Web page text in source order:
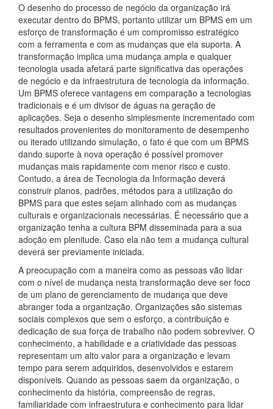
O desenho do processo de negócio da organização irá
executar dentro do BPMS, portanto utilizar um BPMS em um
esforço de transformação é um compromisso estratégico
com a ferramenta e com as mudanças que ela suporta. A
transformação implica uma mudança ampla e qualquer
tecnologia usada afetará parte significativa das operações
de negócio e da infraestrutura de tecnologia da informação.
Um BPMS oferece vantagens em comparação a tecnologias
tradicionais e é um divisor de águas na geração de
aplicações. Seja o desenho simplesmente incrementado com
resultados provenientes do monitoramento de desempenho
ou iterado utilizando simulação, o fato é que com um BPMS
dando suporte à nova operação é possível promover
mudanças mais rapidamente com menor risco e custo.
Contudo, a área de Tecnologia da Informação deverá
construir planos, padrões, métodos para a utilização do
BPMS para que estes sejam alinhado com as mudanças
culturais e organizacionais necessárias. É necessário que a
organização tenha a cultura BPM disseminada para a sua
adoção em plenitude. Caso ela não tem a mudança cultural
deverá ser previamente iniciada.
A preocupação com a maneira como as pessoas vão lidar
com o nível de mudança nesta transformação deve ser foco
de um plano de gerenciamento de mudança que deve
abranger toda a organização. Organizações são sistemas
sociais complexos que sem o esforço, a contribuição e
dedicação de sua força de trabalho não podem sobreviver. O
conhecimento, a habilidade e a criatividade das pessoas
representam um alto valor para a organização e levam
tempo para serem adquiridos, desenvolvidos e estarem
disponíveis. Quando as pessoas saem da organização, o
conhecimento da história, compreensão de regras,
familiaridade com infraestrutura e conhecimento para lidar